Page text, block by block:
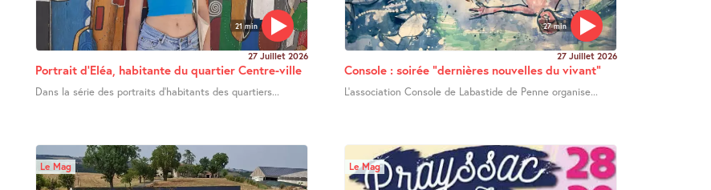
21 min
27 Juillet 2026
Portrait d’Eléa, habitante du quartier Centre-ville
Dans la série des portraits d’habitants des quartiers...
27 min
27 Juillet 2026
Console : soirée "dernières nouvelles du vivant"
L’association Console de Labastide de Penne organise...
Le Mag Le Mag